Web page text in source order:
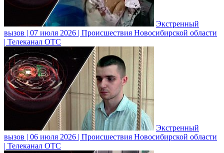
Экстренный
вызов | 07 июля 2026 | Происшествия Новосибирской области
| Телеканал ОТС
Экстренный
вызов | 06 июля 2026 | Происшествия Новосибирской области
| Телеканал ОТС